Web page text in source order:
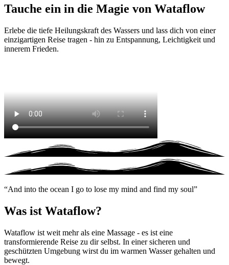
Tauche ein in die Magie von Wataflow
Erlebe die tiefe Heilungskraft des Wassers und lass dich von einer
einzigartigen Reise tragen - hin zu Entspannung, Leichtigkeit und
innerem Frieden.
And into the ocean I go to lose my mind and find my soul
Was ist Wataflow?
Wataflow ist weit mehr als eine Massage - es ist eine
transformierende Reise zu dir selbst. In einer sicheren und
geschützten Umgebung wirst du im warmen Wasser gehalten und
bewegt.